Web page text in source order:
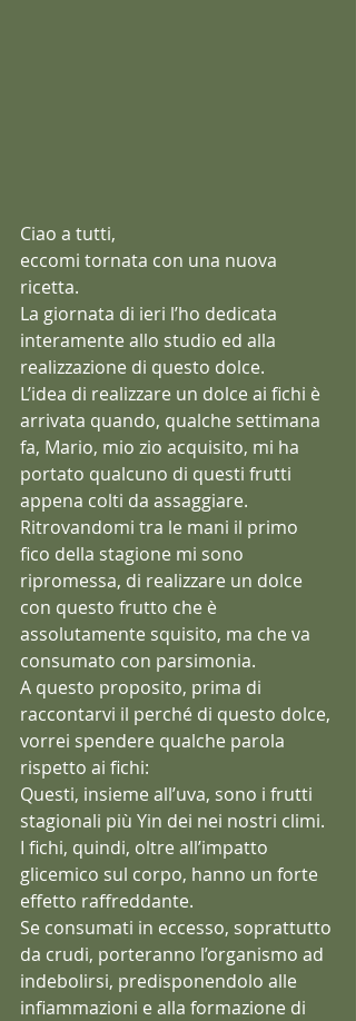
Ciao a tutti,
eccomi tornata con una nuova
ricetta.
La giornata di ieri l’ho dedicata
interamente allo studio ed alla
realizzazione di questo dolce.
L’idea di realizzare un dolce ai fichi è
arrivata quando, qualche settimana
fa, Mario, mio zio acquisito, mi ha
portato qualcuno di questi frutti
appena colti da assaggiare.
Ritrovandomi tra le mani il primo
fico della stagione mi sono
ripromessa, di realizzare un dolce
con questo frutto che è
assolutamente squisito, ma che va
consumato con parsimonia.
A questo proposito, prima di
raccontarvi il perché di questo dolce,
vorrei spendere qualche parola
rispetto ai fichi:
Questi, insieme all’uva, sono i frutti
stagionali più Yin dei nei nostri climi.
I fichi, quindi, oltre all’impatto
glicemico sul corpo, hanno un forte
effetto raffreddante.
Se consumati in eccesso, soprattutto
da crudi, porteranno l’organismo ad
indebolirsi, predisponendolo alle
infiammazioni e alla formazione di